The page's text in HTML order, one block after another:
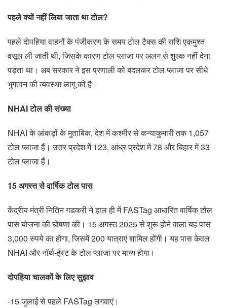
पहले क्यों नहीं लिया जाता था टोल?
पहले दोपहिया वाहनों के पंजीकरण के समय टोल टैक्स की राशि एकमुश्त
वसूल ली जाती थी, जिसके कारण टोल प्लाजा पर अलग से शुल्क नहीं देना
पड़ता था। अब सरकार ने इस प्रणाली को बदलकर टोल प्लाजा पर सीधे
भुगतान की व्यवस्था लागू की है।
NHAI टोल की संख्या
NHAI के आंकड़ों के मुताबिक, देश में कश्मीर से कन्याकुमारी तक 1,057
टोल प्लाजा हैं। उत्तर प्रदेश में 123, आंध्र प्रदेश में 78 और बिहार में 33
टोल प्लाजा हैं।
15 अगस्त से वार्षिक टोल पास
केंद्रीय मंत्री नितिन गडकरी ने हाल ही में FASTag आधारित वार्षिक टोल
पास योजना की घोषणा की। 15 अगस्त 2025 से शुरू होने वाला यह पास
3,000 रुपये का होगा, जिसमें 200 यात्राएं शामिल होंगी। यह पास केवल
NHAI और नॉर्थ-ईस्ट के टोल प्लाजा पर मान्य होगा।
दोपहिया चालकों के लिए सुझाव
-15 जुलाई से पहले FASTag लगवाएं।